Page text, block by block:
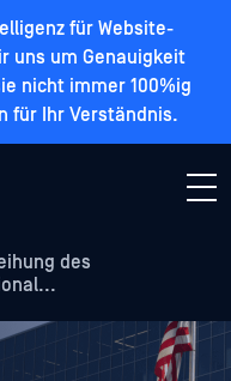
für Website-
uns um Genauigkeit
nicht immer 100%ig
für Ihr Verständnis.
des